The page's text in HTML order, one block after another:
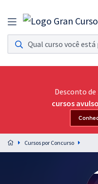
Assinatura Ilimitada 11
Acesso a todos os cursos. Teste
Assinatura OAB Até
Acesso ilimitado a toda
Preparação completa e intensiva
residências em saúde do Brasil
Desconto de
cursos
Cursos por Concurso